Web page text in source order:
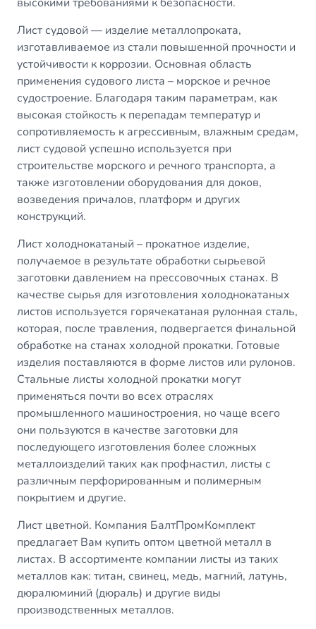
Лист судовой — изделие металлопроката,
изготавливаемое из стали повышенной прочности и
устойчивости к коррозии. Основная область
применения судового листа – морское и речное
судостроение. Благодаря таким параметрам, как
высокая стойкость к перепадам температур и
сопротивляемость к агрессивным, влажным средам,
лист судовой успешно используется при
строительстве морского и речного транспорта, а
также изготовлении оборудования для доков,
возведения причалов, платформ и других
конструкций.
Лист холоднокатаный – прокатное изделие,
получаемое в результате обработки сырьевой
заготовки давлением на прессовочных станах. В
качестве сырья для изготовления холоднокатаных
листов используется горячекатаная рулонная сталь,
которая, после травления, подвергается финальной
обработке на станах холодной прокатки. Готовые
изделия поставляются в форме листов или рулонов.
Стальные листы холодной прокатки могут
применяться почти во всех отраслях
промышленного машиностроения, но чаще всего
они пользуются в качестве заготовки для
последующего изготовления более сложных
металлоизделий таких как профнастил, листы с
различным перфорированным и полимерным
покрытием и другие.
Лист цветной. Компания БалтПромКомплект
предлагает Вам купить оптом цветной металл в
листах. В ассортименте компании листы из таких
металлов как: титан, свинец, медь, магний, латунь,
дюралюминий (дюраль) и другие виды
производственных металлов.